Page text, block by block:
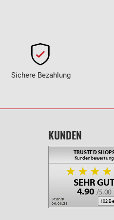
Sichere Bezahlung
KUNDEN